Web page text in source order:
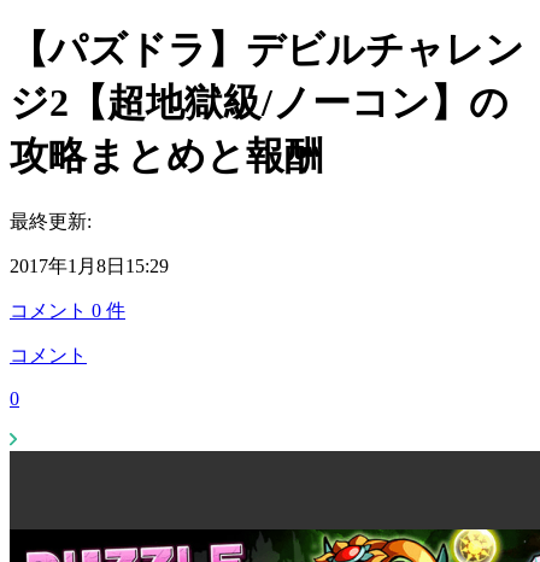
【パズドラ】デビルチャレン
ジ2【超地獄級/ノーコン】の
攻略まとめと報酬
最終更新:
2017年1月8日15:29
コメント 0 件
コメント
0